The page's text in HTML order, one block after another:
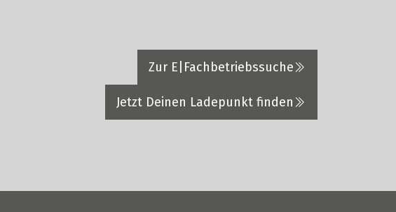
Zur E|Fachbetriebssuche
Jetzt Deinen Ladepunkt finden